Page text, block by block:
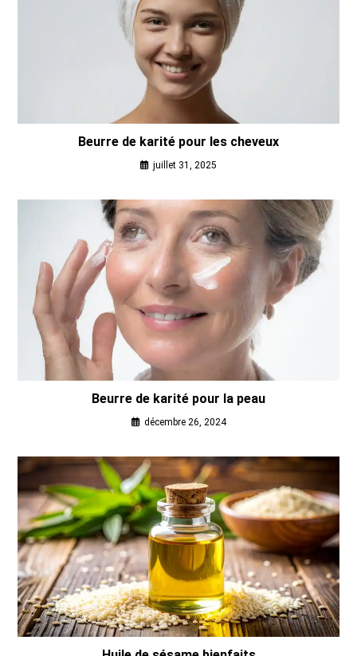
Beurre de karité pour les cheveux
juillet 31, 2025
Beurre de karité pour la peau
décembre 26, 2024